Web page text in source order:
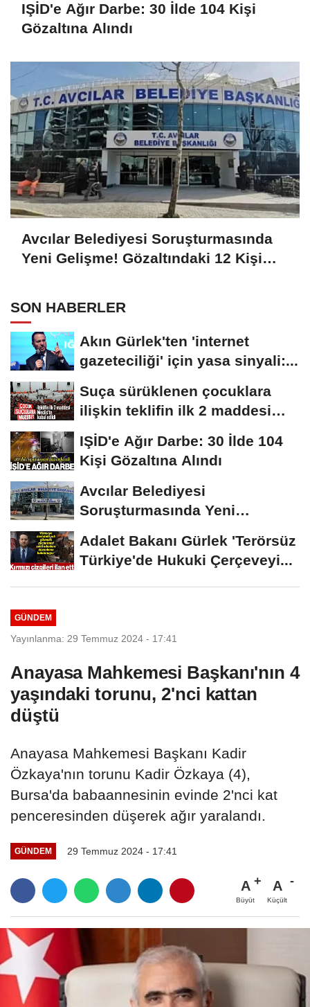
IŞİD'e Ağır Darbe: 30 İlde 104 Kişi
Gözaltına Alındı
Avcılar Belediyesi Soruşturmasında
Yeni Gelişme! Gözaltındaki 12 Kişi
SON HABERLER
Akın Gürlek'ten 'internet
gazeteciliği' için yasa sinyali:...
Suça sürüklenen çocuklara
ilişkin teklifin ilk 2 maddesi
kabul edildi
IŞİD'e Ağır Darbe: 30 İlde 104
Kişi Gözaltına Alındı
Avcılar Belediyesi
Soruşturmasında Yeni
Adalet Bakanı Gürlek 'Terörsüz
Türkiye'de Hukuki Çerçeveyi...
GÜNDEM
Yayınlanma: 29 Temmuz 2024 - 17:41
Anayasa Mahkemesi Başkanı'nın 4
yaşındaki torunu, 2'nci kattan
düştü
Anayasa Mahkemesi Başkanı Kadir
Özkaya'nın torunu Kadir Özkaya (4),
Bursa'da babaannesinin evinde 2'nci kat
penceresinden düşerek ağır yaralandı.
GÜNDEM 29 Temmuz 2024 - 17:41
A
Büyüt
A
Küçült